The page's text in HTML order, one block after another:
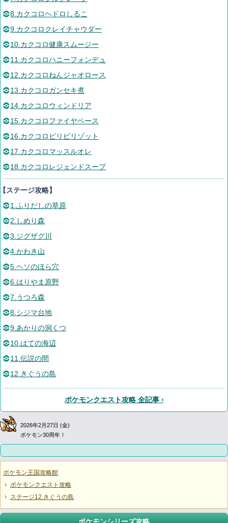
8.カクコロヘドロしるこ
9.カクコロクレイチャウダー
10.カクコロ健康スムージー
11.カクコロハニーフォンデュ
12.カクコロねんジャオロース
13.カクコロガンセキ煮
14.カクコロウィンドリア
15.カクコロファイヤベース
16.カクコロビリビリゾット
17.カクコロマッスルオレ
18.カクコロレジェンドスープ
ステージ攻略】
1.ふりだしの草原
2.しめり森
3.ジグザグ川
4.かわき山
5.ヘソのほら穴
6.はりやま原野
7.うつろ森
8.シジマ台地
9.あかりの洞くつ
10.はての海辺
11.伝説の間
12.きぐうの島
ポケモンクエスト攻略 全記事 ›
2026年2月27日 (金)
ポケモン30周年！
ポケモン王国攻略館
ポケモンクエスト攻略
ステージ12.きぐうの島